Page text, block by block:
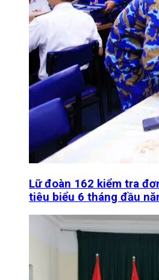
Lữ đoàn 162 kiểm tra
tiêu biểu 6 tháng đầu